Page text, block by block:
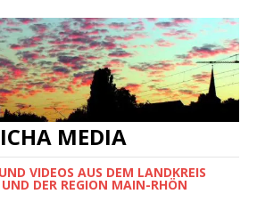
MEDIA
VIDEOS AUS DEM LANDKREIS
DER REGION MAIN-RHÖN